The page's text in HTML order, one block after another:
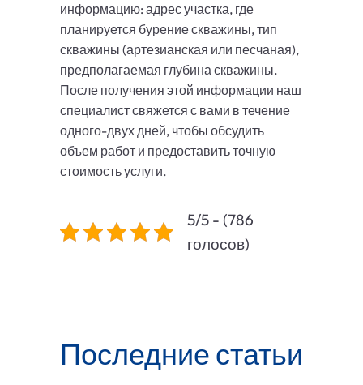
информацию: адрес участка, где
планируется бурение скважины, тип
скважины (артезианская или песчаная),
предполагаемая глубина скважины.
После получения этой информации наш
специалист свяжется с вами в течение
одного-двух дней, чтобы обсудить
объем работ и предоставить точную
стоимость услуги.
5/5 - (786
голосов)
Последние статьи